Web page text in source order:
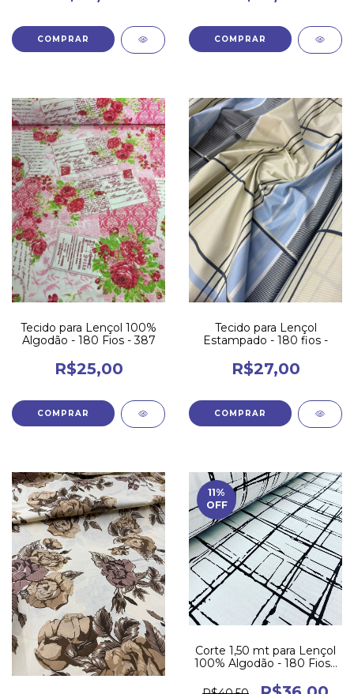
Tecido para Lençol 100%
Algodão - 180 Fios - 387
R$25,00
Tecido para Lençol
Estampado - 180 fios -
R$27,00
11%
OFF
Corte 1,50 mt para Lençol
100% Algodão - 180 Fios -